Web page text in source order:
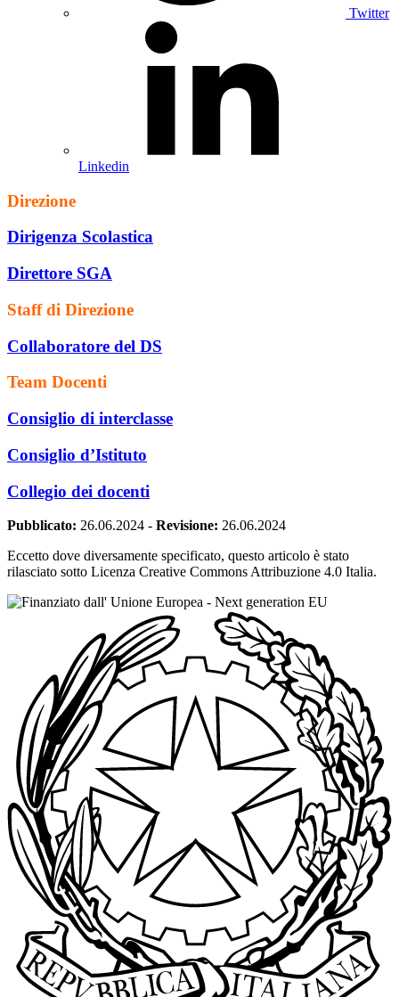
Twitter
Linkedin
Direzione
Dirigenza Scolastica
Direttore SGA
Staff di Direzione
Collaboratore del DS
Team Docenti
Consiglio di interclasse
Consiglio d’Istituto
Collegio dei docenti
Pubblicato: 26.06.2024 - Revisione: 26.06.2024
Eccetto dove diversamente specificato, questo articolo è stato
rilasciato sotto Licenza Creative Commons Attribuzione 4.0 Italia.